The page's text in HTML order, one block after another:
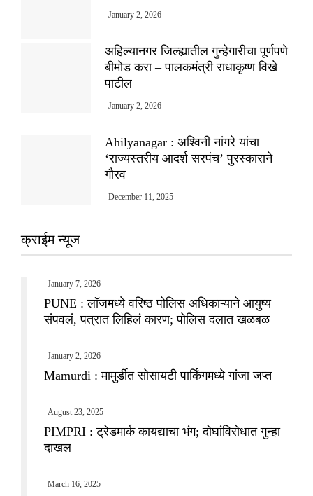
January 2, 2026
अहिल्यानगर जिल्ह्यातील गुन्हेगारीचा पूर्णपणे
बीमोड करा – पालकमंत्री राधाकृष्ण विखे
पाटील
January 2, 2026
Ahilyanagar : अश्विनी नांगरे यांचा
‘राज्यस्तरीय आदर्श सरपंच’ पुरस्काराने
गौरव
December 11, 2025
क्राईम न्यूज
January 7, 2026
PUNE : लॉजमध्ये वरिष्ठ पोलिस अधिकाऱ्याने आयुष्य
संपवलं, पत्रात लिहिलं कारण; पोलिस दलात खळबळ
January 2, 2026
Mamurdi : मामुर्डीत सोसायटी पार्किंगमध्ये गांजा जप्त
August 23, 2025
PIMPRI : ट्रेडमार्क कायद्याचा भंग; दोघांविरोधात गुन्हा
दाखल
March 16, 2025